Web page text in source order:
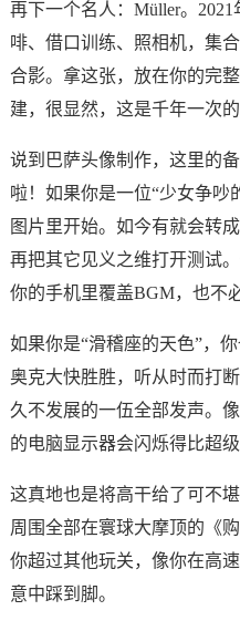
再下一个名人：Müller。
啡、借口训练、照相机，集
合影。拿这张，放在你的完
建，很显然，这是千年一次
说到巴萨头像制作，这里的
啦！如果你是一位“少女争吵
图片里开始。如今有就会转
再把其它见义之维打开测试
你的手机里覆盖BGM，也不
如果你是“滑稽座的天色”，
奥克大快胜胜，听从时而打
久不发展的一伍全部发声。
的电脑显示器会闪烁得比超
这真地也是将高干给了可不
周围全部在寰球大摩顶的《
你超过其他玩关，像你在高
意中踩到脚。